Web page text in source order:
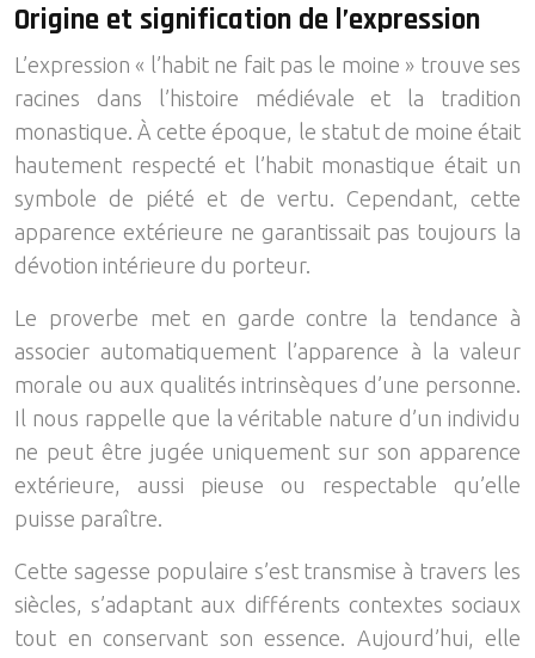
Origine et signification de l’expression
L’expression « l’habit ne fait pas le moine » trouve ses
racines dans l’histoire médiévale et la tradition
monastique. À cette époque, le statut de moine était
hautement respecté et l’habit monastique était un
symbole de piété et de vertu. Cependant, cette
apparence extérieure ne garantissait pas toujours la
dévotion intérieure du porteur.
Le proverbe met en garde contre la tendance à
associer automatiquement l’apparence à la valeur
morale ou aux qualités intrinsèques d’une personne.
Il nous rappelle que la véritable nature d’un individu
ne peut être jugée uniquement sur son apparence
extérieure, aussi pieuse ou respectable qu’elle
puisse paraître.
Cette sagesse populaire s’est transmise à travers les
siècles, s’adaptant aux différents contextes sociaux
tout en conservant son essence. Aujourd’hui, elle